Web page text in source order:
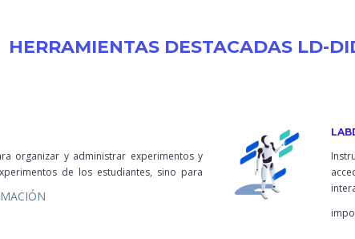
HERRAMIENTAS DESTACADAS LD-
organizar y administrar experimentos y
de los estudiantes, sino para